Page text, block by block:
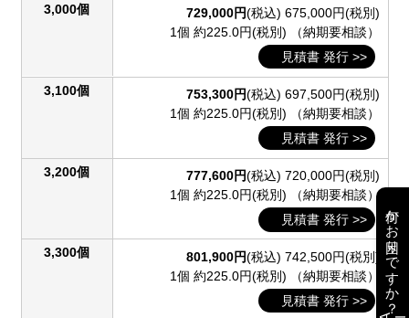
3,000個 729,000円(税込) 675,000円(税別)
1個 約225.0円(税別) （納期要相談）
見積書 発行 >>
3,100個 753,300円(税込) 697,500円(税別)
1個 約225.0円(税別) （納期要相談）
見積書 発行 >>
3,200個 777,600円(税込) 720,000円(税別)
1個 約225.0円(税別) （納期要相談）
見積書 発行 >>
3,300個 801,900円(税込) 742,500円(税別)
1個 約225.0円(税別) （納期要相談）
見積書 発行 >>
何かお困りですか？